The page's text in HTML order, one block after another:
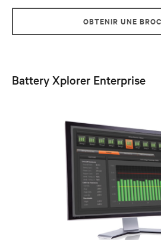
OBTENIR UNE
Battery Xplorer Enterprise